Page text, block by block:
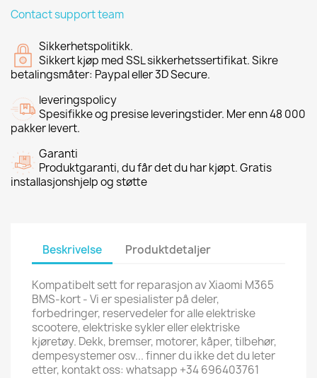
Contact support team
Sikkerhetspolitikk.
Sikkert kjøp med SSL sikkerhetssertifikat. Sikre
betalingsmåter: Paypal eller 3D Secure.
leveringspolicy
Spesifikke og presise leveringstider. Mer enn 48 000
pakker levert.
Garanti
Produktgaranti, du får det du har kjøpt. Gratis
installasjonshjelp og støtte
Beskrivelse Produktdetaljer
Kompatibelt sett for reparasjon av Xiaomi M365
BMS-kort - Vi er spesialister på deler,
forbedringer, reservedeler for alle elektriske
scootere, elektriske sykler eller elektriske
kjøretøy. Dekk, bremser, motorer, kåper, tilbehør,
dempesystemer osv... finner du ikke det du leter
etter, kontakt oss: whatsapp +34 696403761